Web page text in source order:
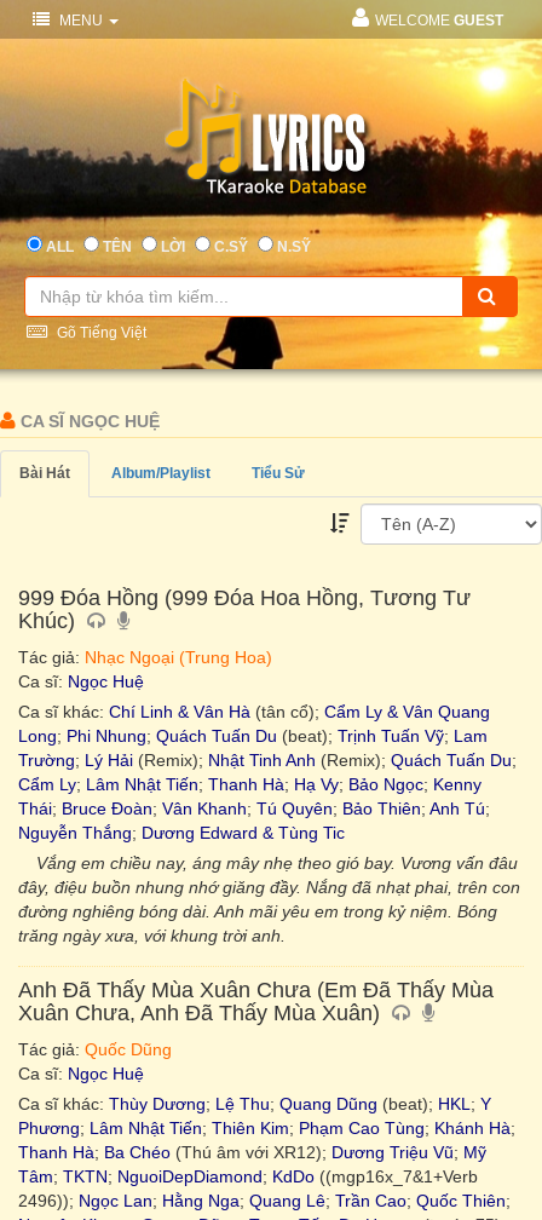
MENU WELCOME GUEST
ALL TÊN LỜI C.SỸ N.SỸ
Gõ Tiếng Việt
CA SĨ NGỌC HUỆ
Bài Hát Album/Playlist Tiểu Sử
999 Đóa Hồng (999 Đóa Hoa Hồng, Tương Tư
Khúc)
Tác giả: Nhạc Ngoại (Trung Hoa)
Ca sĩ: Ngọc Huệ
Ca sĩ khác: Chí Linh & Vân Hà (tân cổ); Cẩm Ly & Vân Quang
Long; Phi Nhung; Quách Tuấn Du (beat); Trịnh Tuấn Vỹ; Lam
Trường; Lý Hải (Remix); Nhật Tinh Anh (Remix); Quách Tuấn Du;
Cẩm Ly; Lâm Nhật Tiến; Thanh Hà; Hạ Vy; Bảo Ngọc; Kenny
Thái; Bruce Đoàn; Vân Khanh; Tú Quyên; Bảo Thiên; Anh Tú;
Nguyễn Thắng; Dương Edward & Tùng Tic
Vắng em chiều nay, áng mây nhẹ theo gió bay. Vương vấn đâu
đây, điệu buồn nhung nhớ giăng đầy. Nắng đã nhạt phai, trên con
đường nghiêng bóng dài. Anh mãi yêu em trong kỷ niệm. Bóng
trăng ngày xưa, với khung trời anh.
Anh Đã Thấy Mùa Xuân Chưa (Em Đã Thấy Mùa
Xuân Chưa, Anh Đã Thấy Mùa Xuân)
Tác giả: Quốc Dũng
Ca sĩ: Ngọc Huệ
Ca sĩ khác: Thùy Dương; Lệ Thu; Quang Dũng (beat); HKL ; Y
Phương; Lâm Nhật Tiến; Thiên Kim; Phạm Cao Tùng; Khánh Hà;
Thanh Hà; Ba Chéo (Thú âm với XR12); Dương Triệu Vũ; Mỹ
Tâm; TKTN; NguoiDepDiamond; KdDo ((mgp16x_7&1+Verb
2496)); Ngọc Lan; Hằng Nga; Quang Lê; Trần Cao; Quốc Thiên;